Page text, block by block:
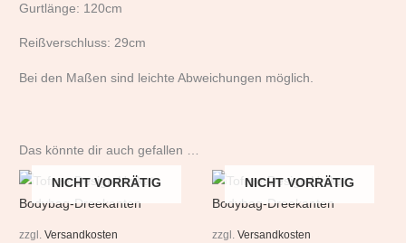
Gurtlänge: 120cm
Reißverschluss: 29cm
Bei den Maßen sind leichte Abweichungen möglich.
Das könnte dir auch gefallen …
NICHT VORRÄTIG
zzgl.Versandkosten
NICHT VORRÄTIG
zzgl. Versandkosten